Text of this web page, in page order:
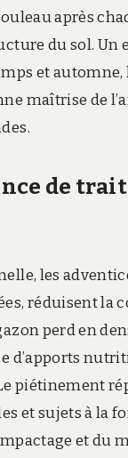
après
du sol.
et
maîtrise de
de
les
réduisent la
perd en
d’apports
piétinement
et sujets à la
et du